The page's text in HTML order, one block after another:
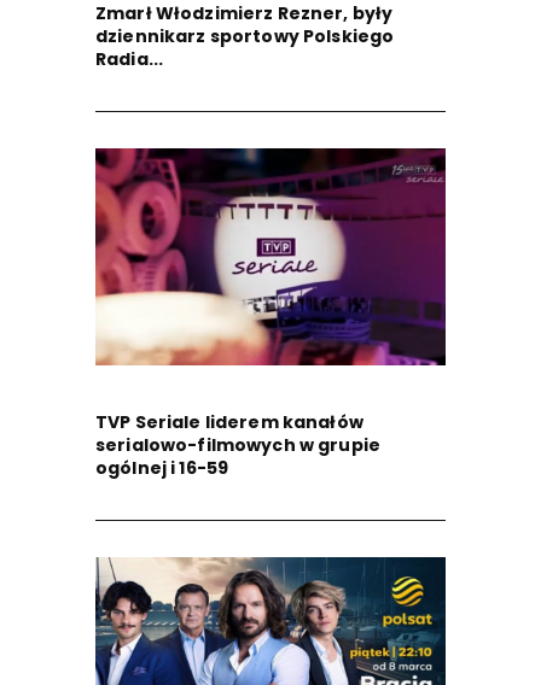
Zmarł Włodzimierz Rezner, były
dziennikarz sportowy Polskiego
Radia...
TVP Seriale liderem kanałów
serialowo-filmowych w grupie
ogólnej i 16-59